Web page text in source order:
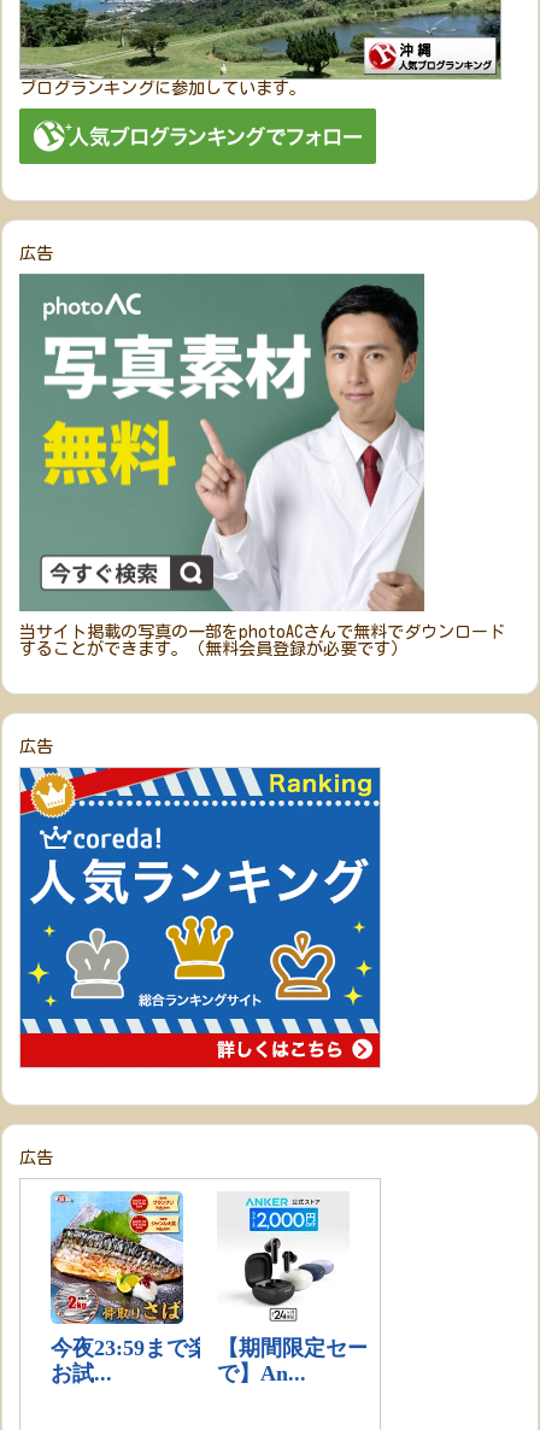
ブログランキングに参加しています。
広告
当サイト掲載の写真の一部をphotoACさんで無料でダウンロード
することができます。（無料会員登録が必要です）
広告
広告